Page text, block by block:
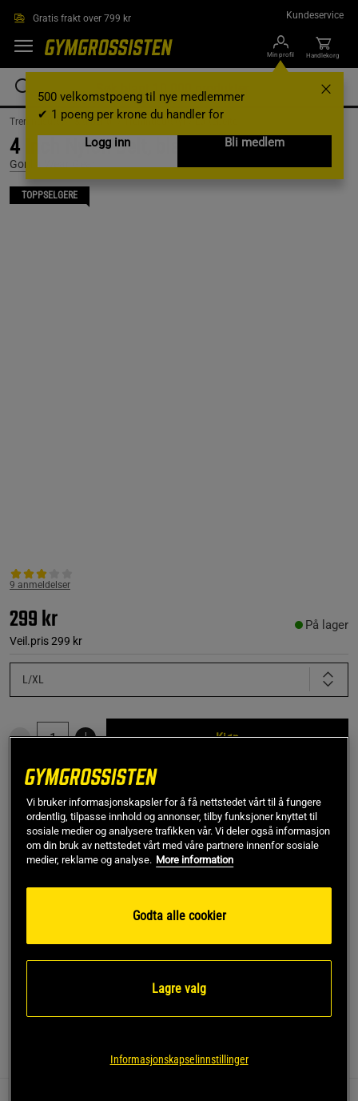
Gratis frakt over 799 kr Kundeservice
Min profil
500 velkomstpoeng til nye medlemmer
✔ 1 poeng per krone du handler for
Logg inn
Bli medlem
Handlekorg
Treningsutstyr & tilbehør /Treningsutstyr / Løftebelte
4 Inch Nylon Belt, black - L/XL
Gorilla Wear Gear
TOPPSELGERE
9 anmeldelser
299 kr
Veil.pris299 kr
På lager
L/XL
Kjøp
Gratis frakt over 799 kr Gratis retur
Tor s.Kåret til toppanmeldelse
Borrelås blir "løs" etter kort tids bruk, slik at belte løsner
Anmeldelser(9)
Vi bruker informasjonskapsler for å få nettstedet vårt til å fungere
ordentlig, tilpasse innhold og annonser, tilby funksjoner knyttet til
sosiale medier og analysere trafikken vår. Vi deler også informasjon
om din bruk av nettstedet vårt med våre partnere innenfor sosiale
medier, reklame og analyse. More information
Godta alle cookier
Lagre valg
Informasjonskapselinnstillinger